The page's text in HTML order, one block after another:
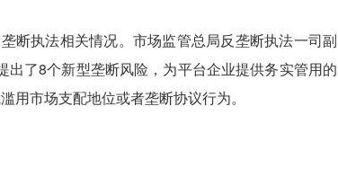
断执法相关情况。市场监管总局反垄断执法一司副
了8个新型垄断风险，为平台企业提供务实管用的
用市场支配地位或者垄断协议行为。